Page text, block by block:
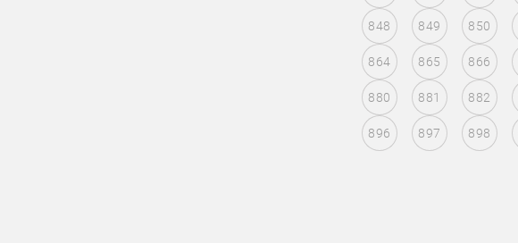
848 849 850
864 865 866
880 881 882
896 897 898